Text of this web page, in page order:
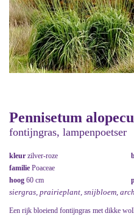
Pennisetum
fontijngras, lampenpoetser
kleur zilver-roze
familie Poaceae
hoog 60 cm
siergras, prairieplant, snijbloem,
Een rijk bloeiend fontijngras met dikke